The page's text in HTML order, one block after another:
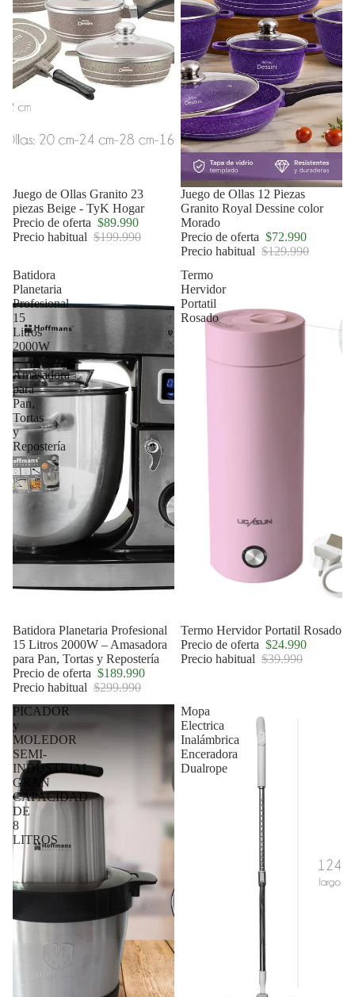
Oferta
Juego de Ollas Granito 23
piezas Beige - TyK Hogar
Precio de oferta $89.990
Precio habitual $199.990
Oferta
Juego de Ollas 12 Piezas
Granito Royal Dessine color
Morado
Precio de oferta $72.990
Precio habitual $129.990
Batidora
Planetaria
Profesional
15
Litros
2000W
–
Amasadora
para
Pan,
Tortas
y
Repostería
Agotado
Batidora Planetaria Profesional
15 Litros 2000W – Amasadora
para Pan, Tortas y Repostería
Precio de oferta $189.990
Precio habitual $299.990
Termo
Hervidor
Portatil
Rosado
Oferta
Termo Hervidor Portatil Rosado
Precio de oferta $24.990
Precio habitual $39.990
PICADOR
y
MOLEDOR
SEMI-
INDUSTRIAL
GRAN
CAPACIDAD
DE
8
LITROS
Mopa
Electrica
Inalámbrica
Enceradora
Dualrope